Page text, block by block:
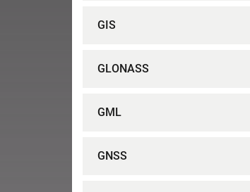
GIS
GLONASS
GML
GNSS